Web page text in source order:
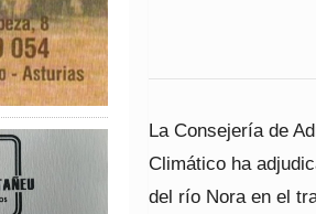
La Consejería de
Climático ha
del río Nora en el